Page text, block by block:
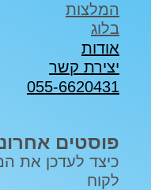
המלצות
בלוג
אודות
יצירת קשר
055-6620431
פוסטים
כיצד לעדכן את
לקוח